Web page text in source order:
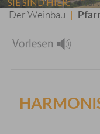
Der Weinbau |